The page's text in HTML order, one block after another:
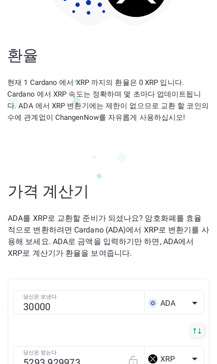
환율
현재 1 Cardano 에서 XRP 까지의 환율은 0 XRP 입니다.
Cardano 에서 XRP 속도는 정확하며 몇 초마다 업데이트됩니
다. ADA 에서 XRP 변환기에는 제한이 없으므로 교환 할 코인의
수에 관계없이 ChangenNow를 자유롭게 사용하십시오!
가격 계산기
ADA를 XRP로 교환할 준비가 되셨나요? 암호화폐를 효율
적으로 변환하려면 Cardano (ADA)에서 XRP로 변환기를 사
용해 보세요. ADA로 금액을 입력하기만 하면, ADA에서
XRP로 계산기가 환율을 보여줍니다.
당신은 보낸다
ADA
당신은 얻는다
XRP